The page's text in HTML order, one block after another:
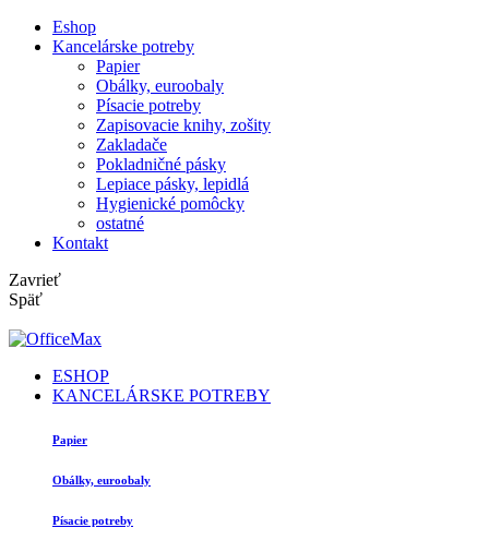
Eshop
Kancelárske potreby
Papier
Obálky, euroobaly
Písacie potreby
Zapisovacie knihy, zošity
Zakladače
Pokladničné pásky
Lepiace pásky, lepidlá
Hygienické pomôcky
ostatné
Kontakt
Zavrieť
Späť
ESHOP
KANCELÁRSKE POTREBY
Papier
Obálky, euroobaly
Písacie potreby